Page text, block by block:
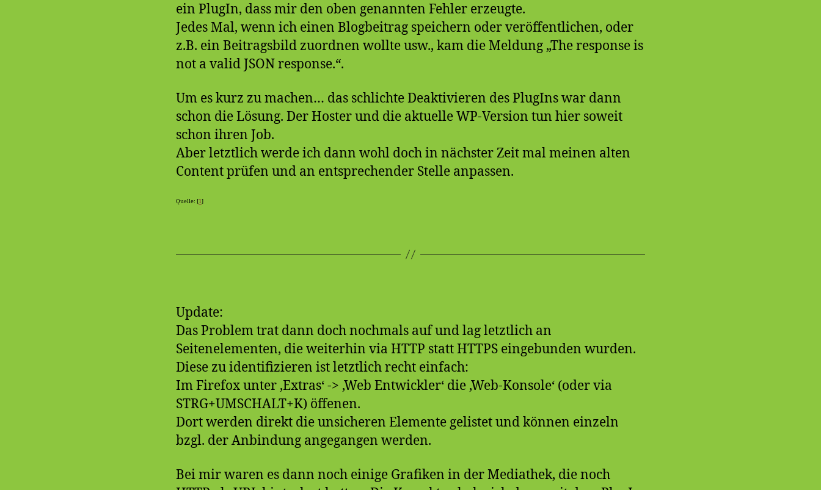
ein PlugIn, dass mir den oben genannten Fehler erzeugte.
Jedes Mal, wenn ich einen Blogbeitrag speichern oder veröffentlichen, oder
z.B. ein Beitragsbild zuordnen wollte usw., kam die Meldung „The response is
not a valid JSON response.“.
Um es kurz zu machen… das schlichte Deaktivieren des PlugIns war dann
schon die Lösung. Der Hoster und die aktuelle WP-Version tun hier soweit
schon ihren Job.
Aber letztlich werde ich dann wohl doch in nächster Zeit mal meinen alten
Content prüfen und an entsprechender Stelle anpassen.
Quelle: [1]
Update:
Das Problem trat dann doch nochmals auf und lag letztlich an
Seitenelementen, die weiterhin via HTTP statt HTTPS eingebunden wurden.
Diese zu identifizieren ist letztlich recht einfach:
Im Firefox unter ‚Extras‘ -> ‚Web Entwickler‘ die ‚Web-Konsole‘ (oder via
STRG+UMSCHALT+K) öffenen.
Dort werden direkt die unsicheren Elemente gelistet und können einzeln
bzgl. der Anbindung angegangen werden.
Bei mir waren es dann noch einige Grafiken in der Mediathek, die noch